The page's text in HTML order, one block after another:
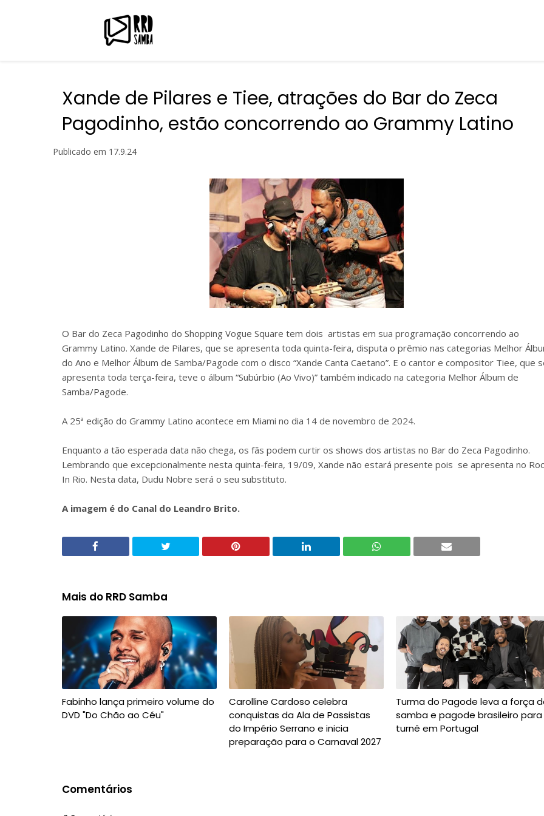
Xande de Pilares e Tiee, atrações do Bar do Zeca
Pagodinho, estão concorrendo ao Grammy Latino
Publicado em 17.9.24
O Bar do Zeca Pagodinho do Shopping Vogue Square tem dois artistas em sua programação concorrendo ao
Grammy Latino. Xande de Pilares, que se apresenta toda quinta-feira, disputa o prêmio nas categorias Melhor
do Ano e Melhor Álbum de Samba/Pagode com o disco “Xande Canta Caetano”. E o cantor e compositor Tiee, que
apresenta toda terça-feira, teve o álbum “Subúrbio (Ao Vivo)” também indicado na categoria Melhor Álbum de
Samba/Pagode.
A 25ª edição do Grammy Latino acontece em Miami no dia 14 de novembro de 2024.
Enquanto a tão esperada data não chega, os fãs podem curtir os shows dos artistas no Bar do Zeca Pagodinho.
Lembrando que excepcionalmente nesta quinta-feira, 19/09, Xande não estará presente pois se apresenta no
In Rio. Nesta data, Dudu Nobre será o seu substituto.
A imagem é do Canal do Leandro Brito.
Mais do RRD Samba
Fabinho lança primeiro volume do
DVD "Do Chão ao Céu"
Carolline Cardoso celebra
conquistas da Ala de Passistas
do Império Serrano e inicia
preparação para o Carnaval 2027
Turma do Pagode leva a força
samba e pagode brasileiro para
turnê em Portugal
Comentários